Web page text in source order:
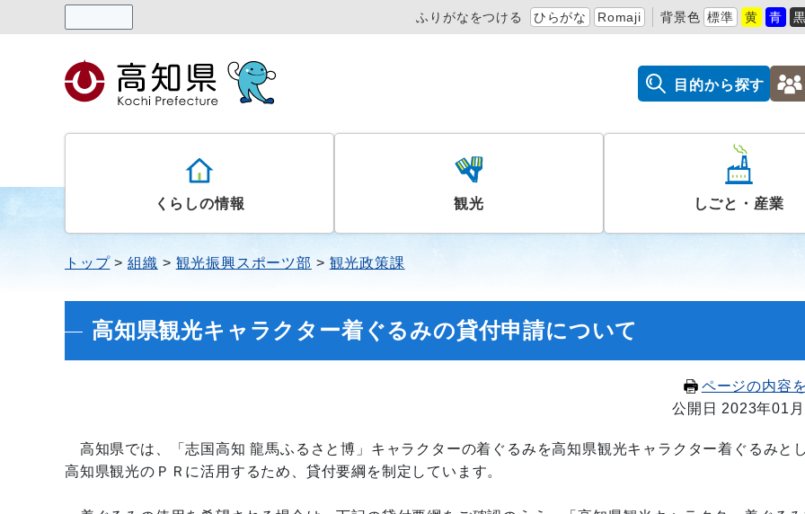
ふりがなをつける ひらがな Romaji 背景色 標準 黄 青 黒
目的から探す
くらしの情報 観光 しごと・産業
トップ 組織 観光振興スポーツ部 観光政策課
高知県観光キャラクター着ぐるみの貸付申請について
ページの内容
公開日 2023年01月
高知県では、「志国高知 龍馬ふるさと博」キャラクターの着ぐるみを高知県観光キャラクター着ぐるみと
高知県観光のＰＲに活用するため、貸付要綱を制定しています。